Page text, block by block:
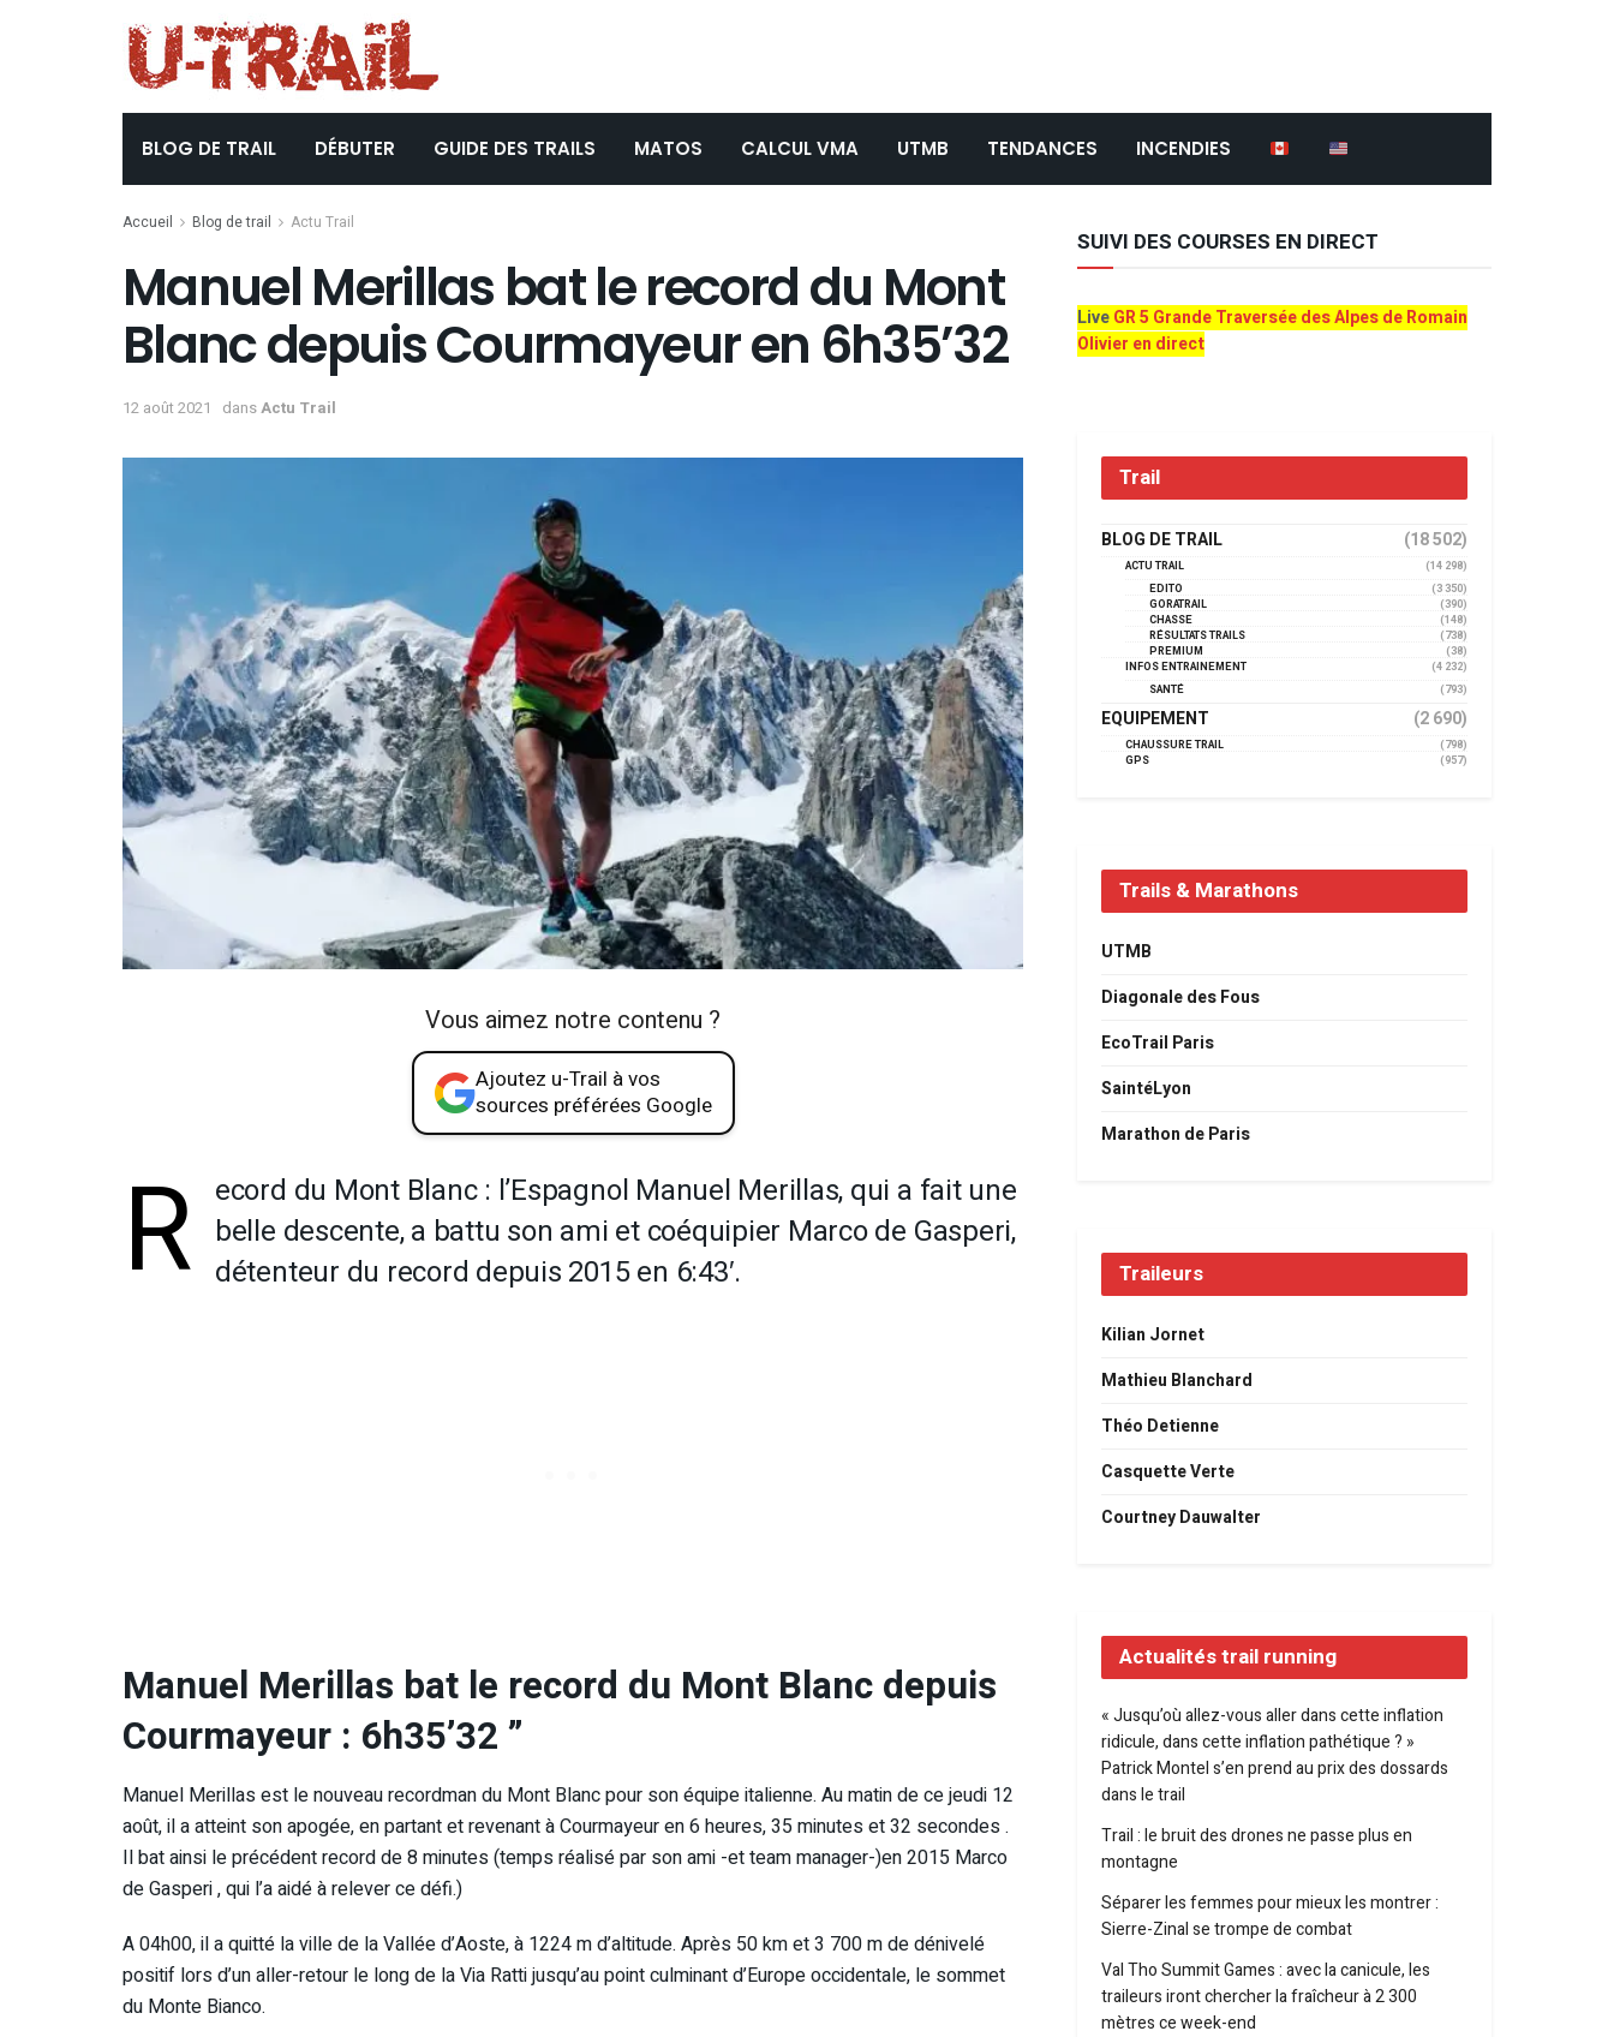
BLOG DE TRAIL DÉBUTER GUIDE DES TRAILS MATOS CALCUL VMA UTMB TENDANCES INCENDIES
Accueil Blog de trail Actu Trail
Manuel Merillas bat le record du Mont
Blanc depuis Courmayeur en 6h35’32
12 août 2021 dansActu Trail
Vous aimez notre contenu ?
Ajoutez u-Trail à vos
sources préférées Google
R ecord du Mont Blanc : l’Espagnol Manuel Merillas, qui a fait une
belle descente, a battu son ami et coéquipier Marco de Gasperi,
détenteur du record depuis 2015 en 6:43′.
Manuel Merillas bat le record du Mont Blanc depuis
Courmayeur : 6h35’32 ”
Manuel Merillas est le nouveau recordman du Mont Blanc pour son équipe italienne. Au matin de ce jeudi 12
août, il a atteint son apogée, en partant et revenant à Courmayeur en 6 heures, 35 minutes et 32 ​​secondes .
Il bat ainsi le précédent record de 8 minutes (temps réalisé par son ami -et team manager-)en 2015 Marco
de Gasperi , qui l’a aidé à relever ce défi.)
A 04h00, il a quitté la ville de la Vallée d’Aoste, à 1224 m d’altitude. Après 50 km et 3 700 m de dénivelé
positif lors d’un aller-retour le long de la Via Ratti jusqu’au point culminant d’Europe occidentale, le sommet
du Monte Bianco.
SUIVI DES COURSES EN DIRECT
LiveGR 5 Grande Traversée des Alpes de Romain
Olivier en direct
Trail
BLOG DE TRAIL (18 502)
ACTU TRAIL
(14 298)
EDITO
(3 350)
GORATRAIL
(390)
CHASSE
(148)
RÉSULTATS TRAILS
(738)
PREMIUM
(38)
INFOS ENTRAINEMENT
(4 232)
SANTÉ
(793)
EQUIPEMENT (2 690)
CHAUSSURE TRAIL
(798)
GPS
(957)
Trails & Marathons
UTMB
Diagonale des Fous
EcoTrail Paris
SaintéLyon
Marathon de Paris
Traileurs
Kilian Jornet
Mathieu Blanchard
Théo Detienne
Casquette Verte
Courtney Dauwalter
Actualités trail running
« Jusqu’où allez-vous aller dans cette inflation
ridicule, dans cette inflation pathétique ? »
Patrick Montel s’en prend au prix des dossards
dans le trail
Trail : le bruit des drones ne passe plus en
montagne
Séparer les femmes pour mieux les montrer :
Sierre-Zinal se trompe de combat
Val Tho Summit Games : avec la canicule, les
traileurs iront chercher la fraîcheur à 2 300
mètres ce week-end